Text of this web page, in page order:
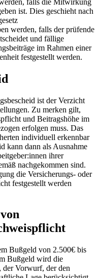
falls die Mitwirkung
ist. Dies geschieht nach
werden, falls der prüfende
und fällige
im Rahmen einer
festgestellt werden.
ist der Verzicht
Zu merken gilt,
und Beitragshöhe im
erfolgen muss. Das
individuell erkennbar
kann dann als Ausnahme
ihrer
nachgekommen sind.
die Versicherungs- oder
festgestellt werden
Bußgeld von 2.500€ bis
Bußgeld wird die
der Vorwurf, der den